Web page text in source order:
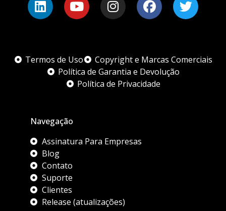
Termos de Uso
Copyright e Marcas Comerciais
Política de Garantia e Devolução
Política de Privacidade
Navegação
Assinatura Para Empresas
Blog
Contato
Suporte
Clientes
Release (atualizações)